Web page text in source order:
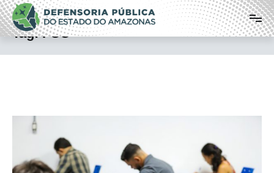
Pular
para
o
conteúdo
Defensoria Pública do Estado do
Amazonas
Tag:FCC